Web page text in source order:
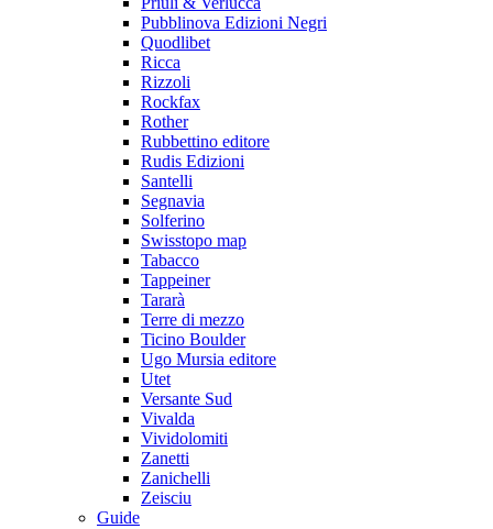
Pubblinova Edizioni Negri
Quodlibet
Ricca
Rizzoli
Rockfax
Rother
Rubbettino editore
Rudis Edizioni
Santelli
Segnavia
Solferino
Swisstopo map
Tabacco
Tappeiner
Tararà
Terre di mezzo
Ticino Boulder
Ugo Mursia editore
Utet
Versante Sud
Vivalda
Vividolomiti
Zanetti
Zanichelli
Zeisciu
Guide